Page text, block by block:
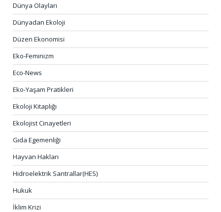
Dünya Olayları
Dünyadan Ekoloji
Düzen Ekonomisi
Eko-Feminizm
Eco-News
Eko-Yaşam Pratikleri
Ekoloji Kitaplığı
Ekolojist Cinayetleri
Gıda Egemenliği
Hayvan Hakları
Hidroelektrik Santrallar(HES)
Hukuk
İklim Krizi